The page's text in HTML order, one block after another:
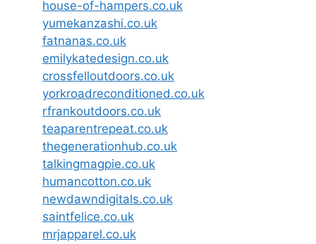
house-of-hampers.co.uk
yumekanzashi.co.uk
fatnanas.co.uk
emilykatedesign.co.uk
crossfelloutdoors.co.uk
yorkroadreconditioned.co.uk
rfrankoutdoors.co.uk
teaparentrepeat.co.uk
thegenerationhub.co.uk
talkingmagpie.co.uk
humancotton.co.uk
newdawndigitals.co.uk
saintfelice.co.uk
mrjapparel.co.uk